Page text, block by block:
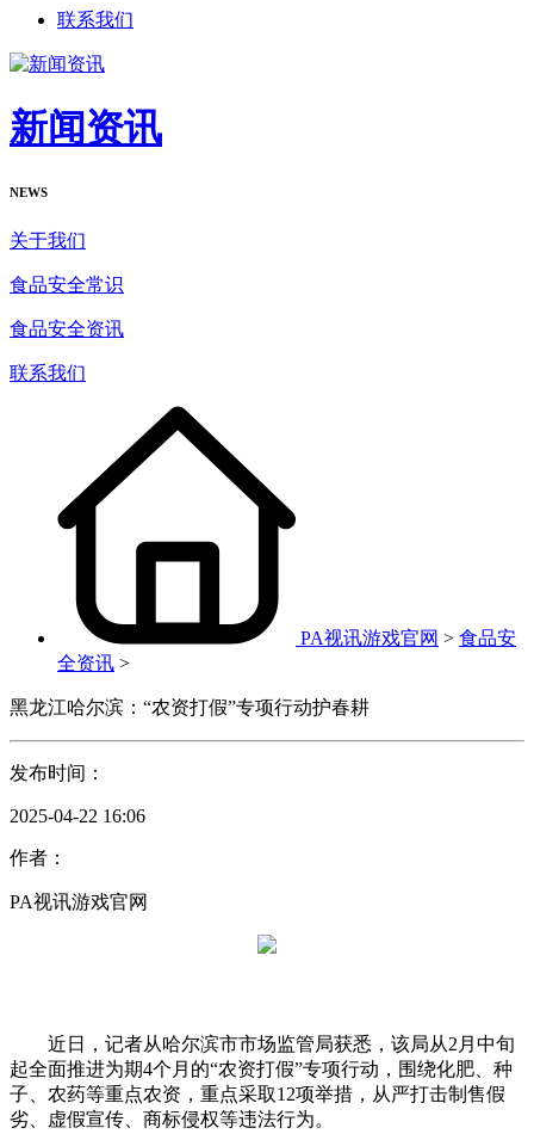
联系我们
新闻资讯
NEWS
关于我们
食品安全常识
食品安全资讯
联系我们
PA视讯游戏官网 > 食品安
全资讯 >
黑龙江哈尔滨：“农资打假”专项行动护春耕
发布时间：
2025-04-22 16:06
作者：
PA视讯游戏官网
近日，记者从哈尔滨市市场监管局获悉，该局从2月中旬
起全面推进为期4个月的“农资打假”专项行动，围绕化肥、种
子、农药等重点农资，重点采取12项举措，从严打击制售假
劣、虚假宣传、商标侵权等违法行为。